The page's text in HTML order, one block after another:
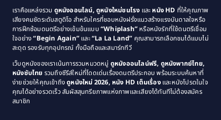
Coming of Age ก้าวพ้นวัย(1)
Coming-of-Age(3)
Community(1)
Crime อาชญากรรม(78)
1979
1978
1976
1975
1974
1971
1970
1969
1968
1964
1963
เราคือแหล่งรวม ดูหนังออนไลน์, ดูหนังใหม่ชนโรง และ หนัง HD ที่ให้คุณภาพ
เสียงคมชัดระดับสตูดิโอ สำหรับใครที่ชอบหนังฝรั่งแนวสร้างแรงบันดาลใจหรือ
การฝึกซ้อมดนตรีอย่างเข้มข้นแบบ “Whiplash” หรือหนังรักที่ใช้ดนตรีเชื่อม
ใจอย่าง“Begin Again” และ“La La Land” คุณสามารถเลือกชมได้แบบไม่
สะดุด รองรับทุกอุปกรณ์ ทั้งมือถือและสมาร์ททีวี
เว็บดูหนังของเราเน้นการรวมหมวดหมู่ ดูหนังออนไลน์ฟรี, ดูหนังพากย์ไทย,
หนังซับไทย รวมถึงซีรีส์ใหม่ที่โดดเด่นเรื่องดนตรีประกอบ พร้อมระบบค้นหาที่
ง่ายช่วยให้คุณเข้าถึงดูหนังใหม่ 2026, หนัง HD เต็มเรื่องและหนังโปรดในใจ
คุณได้อย่างรวดเร็ว สัมผัสสุนทรียภาพแห่งภาพและเสียงได้ทันทีไม่ต้องสมัคร
สมาชิก